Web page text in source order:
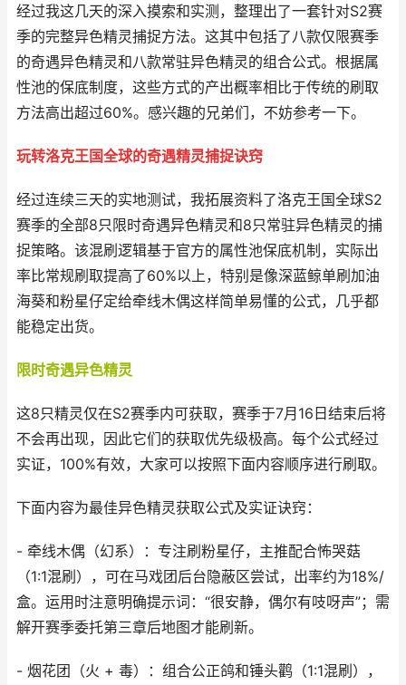
经过我这几天的深入摸索和实测，整理出了一套针对S2赛
季的完整异色精灵捕捉方法。这其中包括了八款仅限赛季
的奇遇异色精灵和八款常驻异色精灵的组合公式。根据属
性池的保底制度，这些方式的产出概率相比于传统的刷取
方法高出超过60%。感兴趣的兄弟们，不妨参考一下。
玩转洛克王国全球的奇遇精灵捕捉诀窍
经过连续三天的实地测试，我拓展资料了洛克王国全球S2
赛季的全部8只限时奇遇异色精灵和8只常驻异色精灵的捕
捉策略。该混刷逻辑基于官方的属性池保底机制，实际出
率比常规刷取提高了60%以上，特别是像深蓝鲸单刷加油
海葵和粉星仔定给牵线木偶这样简单易懂的公式，几乎都
能稳定出货。
限时奇遇异色精灵
这8只精灵仅在S2赛季内可获取，赛季于7月16日结束后将
不会再出现，因此它们的获取优先级极高。每个公式经过
实证，100%有效，大家可以按照下面内容顺序进行刷取。
下面内容为最佳异色精灵获取公式及实证诀窍：
- 牵线木偶（幻系）：专注刷粉星仔，主推配合怖哭菇
（1:1混刷），可在马戏团后台隐蔽区尝试，出率约为18%/
盒。运用时注意明确提示词：“很安静，偶尔有吱呀声”；需
解开赛季委托第三章后地图才能刷新。
- 烟花团（火 + 毒）：组合公正鸽和锤头鹳（1:1混刷），